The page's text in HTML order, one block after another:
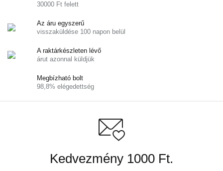
30000 Ft felett
Az áru egyszerű
visszaküldése 100 napon belül
A raktárkészleten lévő
árut azonnal küldjük
Megbízható bolt
98,8% elégedettség
Kedvezmény 1000 Ft.